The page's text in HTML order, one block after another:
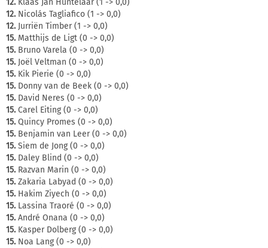
12.Klaas Jan Huntelaar (1 -> 0,0)
12.Nicolás Tagliafico (1 -> 0,0)
12.Jurriën Timber (1 -> 0,0)
15.Matthijs de Ligt (0 -> 0,0)
15.Bruno Varela (0 -> 0,0)
15.Joël Veltman (0 -> 0,0)
15.Kik Pierie (0 -> 0,0)
15.Donny van de Beek (0 -> 0,0)
15.David Neres (0 -> 0,0)
15.Carel Eiting (0 -> 0,0)
15.Quincy Promes (0 -> 0,0)
15.Benjamin van Leer (0 -> 0,0)
15.Siem de Jong (0 -> 0,0)
15.Daley Blind (0 -> 0,0)
15.Razvan Marin (0 -> 0,0)
15.Zakaria Labyad (0 -> 0,0)
15.Hakim Ziyech (0 -> 0,0)
15.Lassina Traoré (0 -> 0,0)
15.André Onana (0 -> 0,0)
15.Kasper Dolberg (0 -> 0,0)
15.Noa Lang (0 -> 0,0)